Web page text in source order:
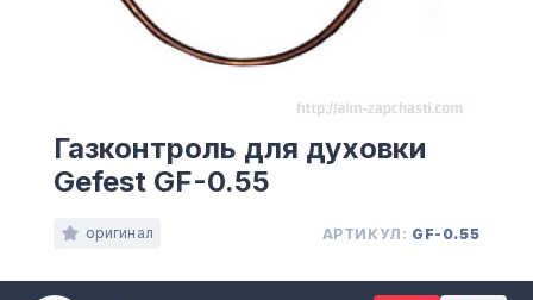
Газконтроль для духовки
Gefest GF-0.55
оригинал АРТИКУЛ: GF-0.55